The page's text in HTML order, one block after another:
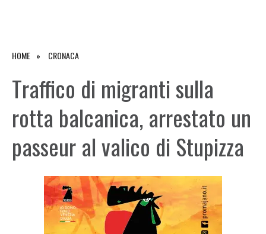
HOME CRONACA
Traffico di migranti sulla
rotta balcanica, arrestato un
passeur al valico di Stupizza